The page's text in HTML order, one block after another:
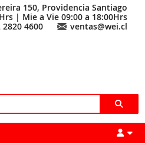
150, Providencia Santiago
| Mie a Vie 09:00 a 18:00Hrs
4600
ventas@wei.cl